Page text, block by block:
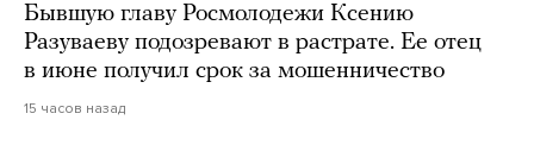
Бывшую главу Росмолодежи Ксению
Разуваеву подозревают в растрате. Ее отец
в июне получил срок за мошенничество
15 часов назад